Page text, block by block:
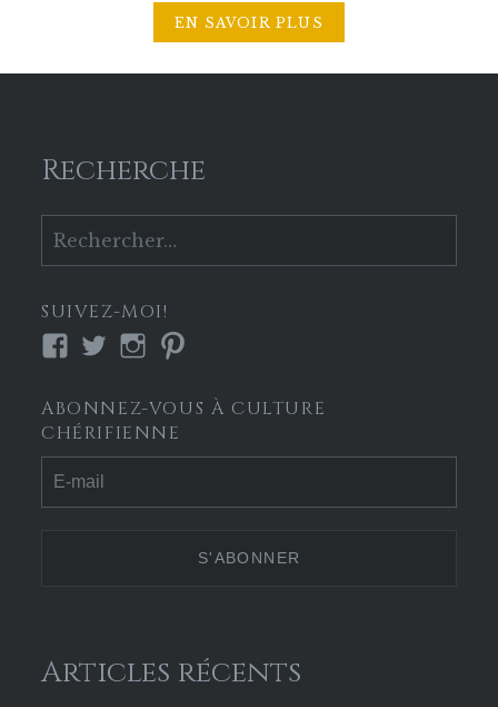
EN SAVOIR PLUS
Recherche
SUIVEZ-MOI!
Voir
profil
de
Culture-
Chérifienne-
629853133756169
Voir
profil
de
culture_cherif
Twitter
Voir
profil
de
culture.cherifienne
Instagram
profil
culturecherif
Pinterest
ABONNEZ-VOUS À CULTURE
CHÉRIFIENNE
Articles récents